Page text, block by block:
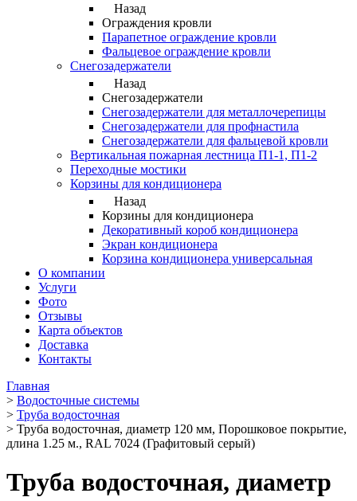
Назад
Ограждения кровли
Парапетное ограждение кровли
Фальцевое ограждение кровли
Снегозадержатели
Назад
Снегозадержатели
Снегозадержатели для металлочерепицы
Снегозадержатели для профнастила
Снегозадержатели для фальцевой кровли
Вертикальная пожарная лестница П1-1, П1-2
Переходные мостики
Корзины для кондиционера
Назад
Корзины для кондиционера
Декоративный короб кондиционера
Экран кондиционера
Корзина кондиционера универсальная
О компании
Услуги
Фото
Отзывы
Карта объектов
Доставка
Контакты
Главная
> Водосточные системы
> Труба водосточная
> Труба водосточная, диаметр 120 мм, Порошковое покрытие,
длина 1.25 м., RAL 7024 (Графитовый серый)
Труба водосточная, диаметр